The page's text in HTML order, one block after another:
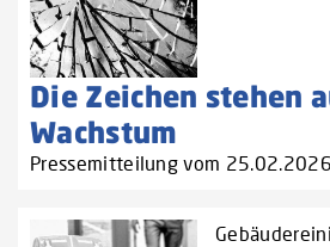
Die Zeichen stehen
Wachstum
Pressemitteilung vom 25.02.2026